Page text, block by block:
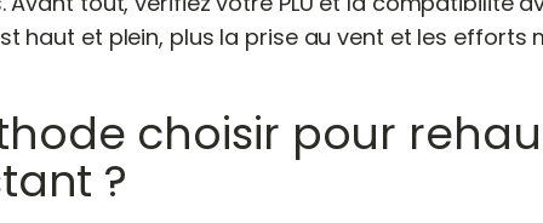
haut et plein, plus la prise au vent et les efforts
choisir pour
?